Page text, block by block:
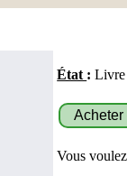
État : Livre
Vous